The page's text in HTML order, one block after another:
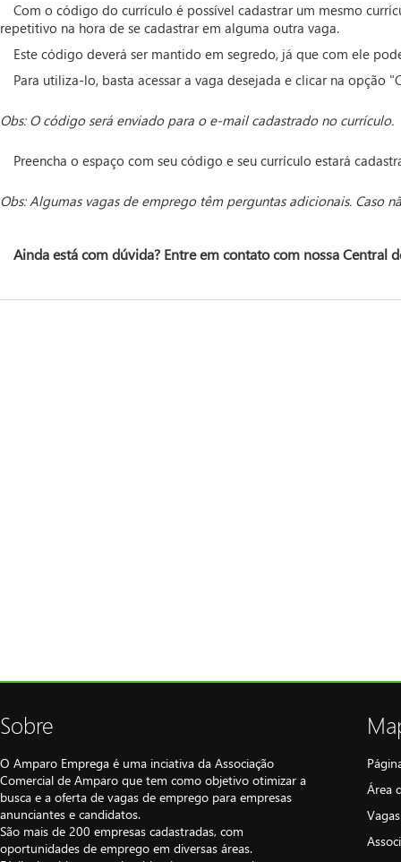
Com o código do currículo é possível cadastrar um mesmo
repetitivo na hora de se cadastrar em alguma outra vaga.
Este código deverá ser mantido em segredo, já que com ele
Para utiliza-lo, basta acessar a vaga desejada e clicar na opção
Obs: O código será enviado para o e-mail cadastrado no currículo.
Preencha o espaço com seu código e seu currículo estará
Obs: Algumas vagas de emprego têm perguntas adicionais. Caso
Ainda está com dúvida? Entre em contato com nossa
Sobre
O Amparo Emprega é uma inciativa da Associação
Comercial de Amparo que tem como objetivo otimizar a
busca e a oferta de vagas de emprego para empresas
anunciantes e candidatos.
São mais de 200 empresas cadastradas, com
oportunidades de emprego em diversas áreas.
Área